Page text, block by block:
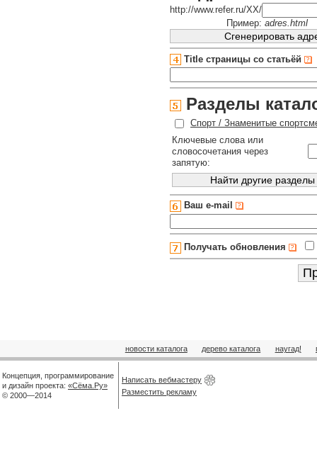
http://www.refer.ru/XX/
Пример: adres.html
Title страницы со статьёй
Разделы
Спорт / Знаменитые
Ключевые слова или
словосочетания через
запятую:
Ваш e-mail
Получать обновления
новости каталога дерево каталога наугад!
Концепция, программирование
и дизайн проекта: «Сёма.Ру»
© 2000—2014
Написать вебмастеру
Разместить рекламу